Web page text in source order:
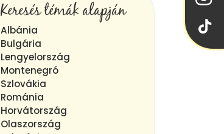
Keresés témák alapján
Albánia
Bulgária
Lengyelország
Montenegró
Szlovákia
Románia
Horvátország
Olaszország